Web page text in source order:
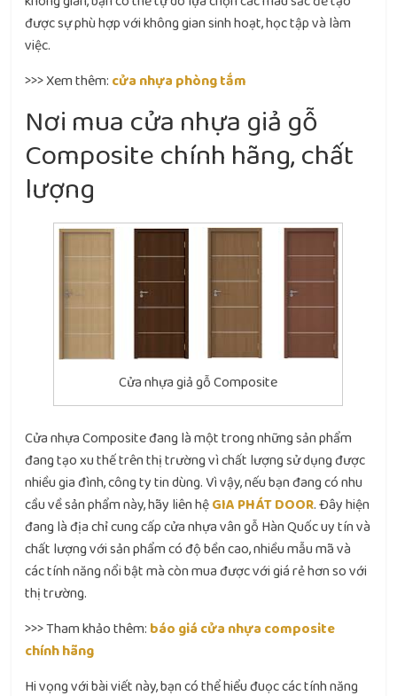
được sự phù hợp với không gian sinh hoạt, học tập và làm
việc.
>>> Xem thêm: cửa nhựa phòng tắm
Nơi mua cửa nhựa giả gỗ
Composite chính hãng, chất
lượng
Cửa nhựa giả gỗ Composite
Cửa nhựa Composite đang là một trong những sản phẩm
đang tạo xu thế trên thị trường vì chất lượng sử dụng được
nhiều gia đình, công ty tin dùng. Vì vậy, nếu bạn đang có nhu
cầu về sản phẩm này, hãy liên hệGIA PHÁT DOOR. Đây hiện
đang là địa chỉ cung cấp cửa nhựa vân gỗ Hàn Quốc uy tín và
chất lượng với sản phẩm có độ bền cao, nhiều mẫu mã và
các tính năng nổi bật mà còn mua được với giá rẻ hơn so với
thị trường.
>>> Tham khảo thêm: báo giá cửa nhựa composite
chính hãng
Hi vọng với bài viết này, bạn có thể hiểu đuọc các tính năng